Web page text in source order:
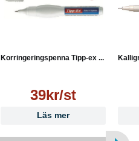
Korringeringspenna Tipp-ex ...
39kr/st
Läs mer